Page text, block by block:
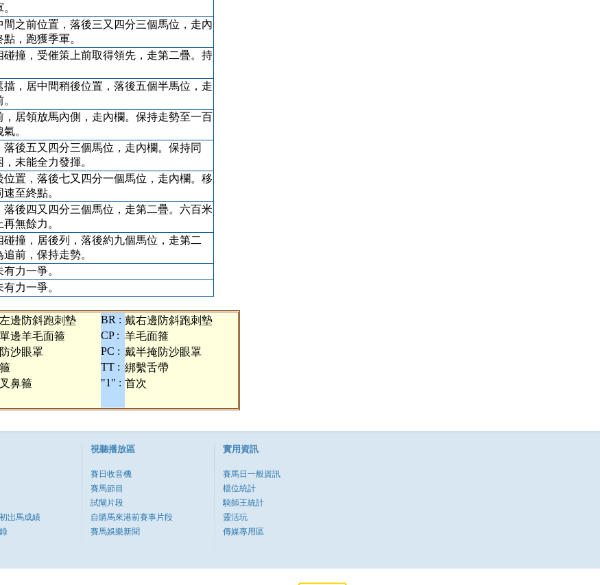
間之前位置，落後三又四分三個馬位，走內
，跑獲季軍。
碰撞，受催策上前取得領先，走第二疊。持
擋，居中間稍後位置，落後五個半馬位，走
，居領放馬內側，走內欄。保持走勢至一百
。
落後五又四分三個馬位，走內欄。保持同
未能全力發揮。
位置，落後七又四分一個馬位，走內欄。移
至終點。
落後四又四分三個馬位，走第二疊。六百米
無餘力。
碰撞，居後列，落後約九個馬位，走第二
前，保持走勢。
力一爭。
力一爭。
邊防斜跑刺墊 BR : 戴右邊防斜跑刺墊
邊羊毛面箍 CP : 羊毛面箍
沙眼罩 PC : 戴半掩防沙眼罩
TT : 綁繫舌帶
鼻箍 "1" : 首次
岀馬成績
視聽播放區
賽日收音機
賽馬節目
試閘片段
自購馬來港前賽事片段
賽馬娛樂新聞
實用資訊
賽馬日一般資訊
檔位統計
騎師王統計
靈活玩
傳媒專用區